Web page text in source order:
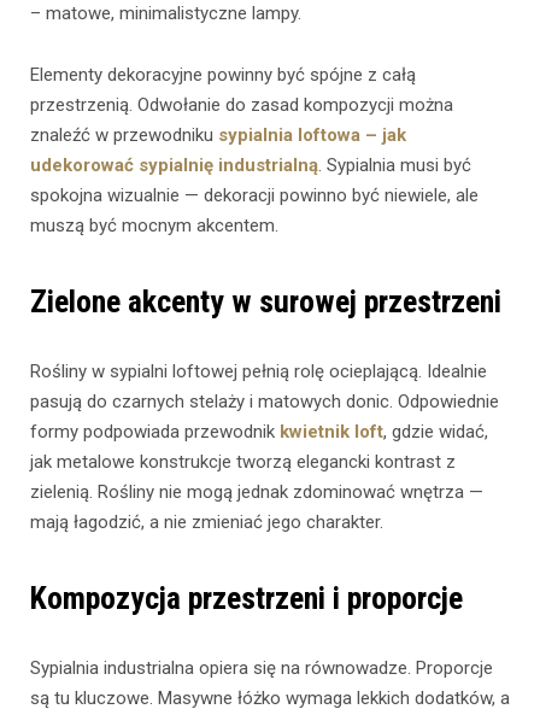
– matowe, minimalistyczne lampy.
Elementy dekoracyjne powinny być spójne z całą
przestrzenią. Odwołanie do zasad kompozycji można
znaleźć w przewodniku sypialnia loftowa – jak
udekorować sypialnię industrialną . Sypialnia musi być
spokojna wizualnie — dekoracji powinno być niewiele, ale
muszą być mocnym akcentem.
Zielone akcenty w surowej przestrzeni
Rośliny w sypialni loftowej pełnią rolę ocieplającą. Idealnie
pasują do czarnych stelaży i matowych donic. Odpowiednie
formy podpowiada przewodnik kwietnik loft, gdzie widać,
jak metalowe konstrukcje tworzą elegancki kontrast z
zielenią. Rośliny nie mogą jednak zdominować wnętrza —
mają łagodzić, a nie zmieniać jego charakter.
Kompozycja przestrzeni i proporcje
Sypialnia industrialna opiera się na równowadze. Proporcje
są tu kluczowe. Masywne łóżko wymaga lekkich dodatków, a